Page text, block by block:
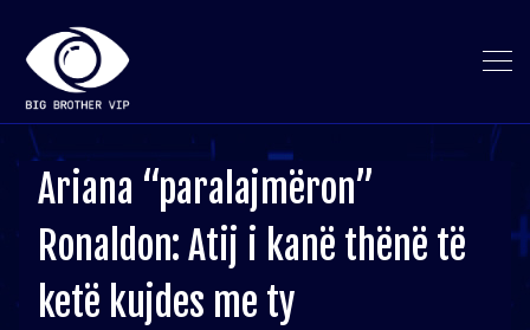
Ariana “paralajmëron”
Ronaldon: Atij i kanë thënë të
ketë kujdes me ty